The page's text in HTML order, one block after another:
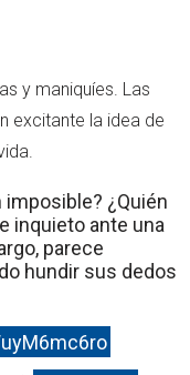
y maniquíes. Las
excitante la idea de
imposible? ¿Quién
inquieto ante una
parece
hundir sus dedos